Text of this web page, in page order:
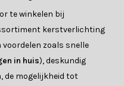
te winkelen bij
kerstverlichting
zoals snelle
in huis), deskundig
de mogelijkheid tot